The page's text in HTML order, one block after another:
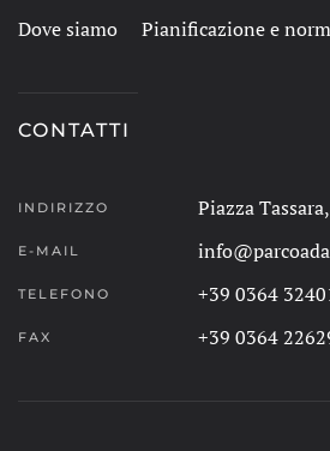
Dove siamo
Pianificazione e
CONTATTI
INDIRIZZO Piazza
E-MAIL
TELEFONO +39 0364
FAX +39 0364